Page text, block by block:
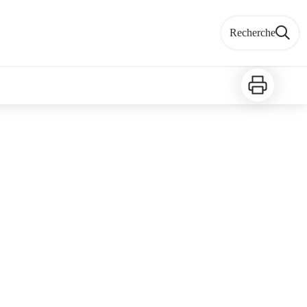
Recherche
Imprimer